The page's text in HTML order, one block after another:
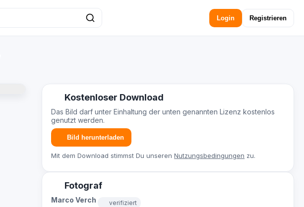
Login Registrieren
Kostenloser Download
Das Bild darf unter Einhaltung der unten genannten Lizenz kostenlos
genutzt werden.
Bild herunterladen
Mit dem Download stimmst Du unserenNutzungsbedingungen zu.
Fotograf
Marco Verch verifiziert